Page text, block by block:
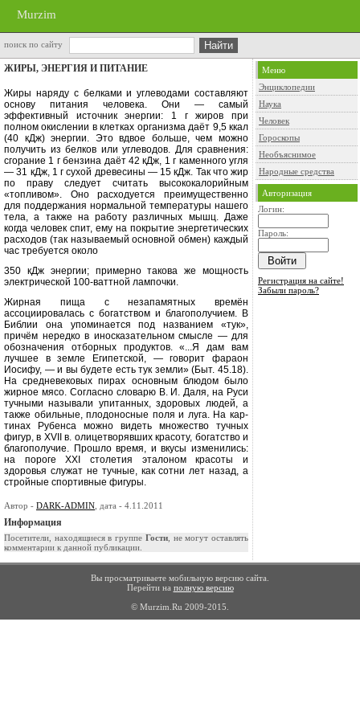
Murzim
поиск по сайту
ЖИРЫ, ЭНЕРГИЯ И ПИТАНИЕ
Жиры наряду с белками и углеводами составляют
основу питания человека. Они — самый
эффективный источ­ник энергии: 1 г жиров при
полном окислении в клетках организма даёт 9,5 ккал
(40 кДж) энергии. Это вдвое больше, чем можно
получить из бел­ков или углеводов. Для сравнения:
сгорание 1 г бензина даёт 42 кДж, 1 г каменного угля
— 31 кДж, 1 г сухой древесины — 15 кДж. Так что жир
по праву следует считать высококало­рийным
«топливом». Оно расходует­ся преимущественно
для поддержания нормальной температуры нашего
те­ла, а также на работу различных мышц. Даже
когда человек спит, ему на покрытие энергетических
расхо­дов (так называемый основной об­мен) каждый
час требуется около
350 кДж энергии; примерно такова же мощность
электрической 100-ваттной лампочки.
Жирная пища с незапамятных вре­мён
ассоциировалась с богатством и благополучием. В
Библии она упоми­нается под названием «тук»,
причём нередко в иносказательном смысле — для
обозначения отборных продук­тов. «...Я дам вам
лучшее в земле Еги­петской, — говорит фараон
Иоси­фу, — и вы будете есть тук земли» (Быт. 45.18).
На средневековых пирах основным блюдом было
жирное мя­со. Согласно словарю В. И. Даля, на Руси
тучными называли упитанных, здоровых людей, а
также обильные, плодоносные поля и луга. На кар­
тинах Рубенса можно видеть мно­жество тучных
фигур, в XVII
в. оли­цетворявших красоту, богатство и
благополучие. Прошло время, и вку­сы изменились:
на порогеXXI
столе­тия эталоном красоты и
здоровья служат не тучные, как сотни лет на­зад, а
стройные спортивные фигуры.
Автор - DARK-ADMIN , дата - 4.11.2011
Информация
Посетители, находящиеся в группе Гости, не могут оставлять
комментарии к данной публикации.
Меню
Энциклопедии
Наука
Человек
Гороскопы
Необъяснимое
Народные средства
Авторизация
Логин:
Пароль:
Регистрация на сайте!
Забыли пароль?
Вы просматриваете мобильную версию сайта.
Перейти на полную версию
© Murzim.Ru 2009-2015.